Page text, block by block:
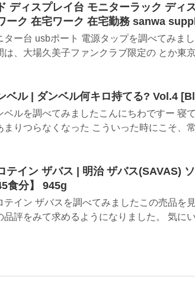
ディスプレイ台 モニターラック ディ
ーク 在宅ワーク 在宅勤務 sanwa
ター台 usbポート 電源タップを調べてみま
は、大場久美子ファンクラブ限定の とか東
ベル | ダンベル何キロ持てる? Vol.4
ベルを調べてみましたこんにちわですー 寝
まりつらなくなった こういった時にこそ、
テイン ザバス | 明治 ザバス(SAVAS)
食分】 945g
テイン ザバスを調べてみましたこの売品を
品評をみて求めるようになりました。 気に